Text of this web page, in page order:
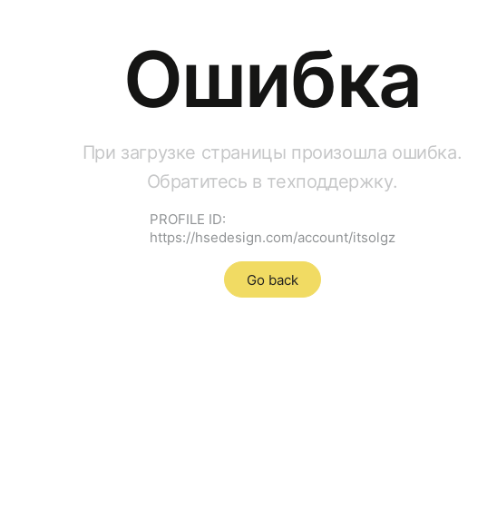
Ошибка
При загрузке страницы произошла ошибка.
Обратитесь в техподдержку.
PROFILE ID:
https://hsedesign.com/account/itsolgz
Go back